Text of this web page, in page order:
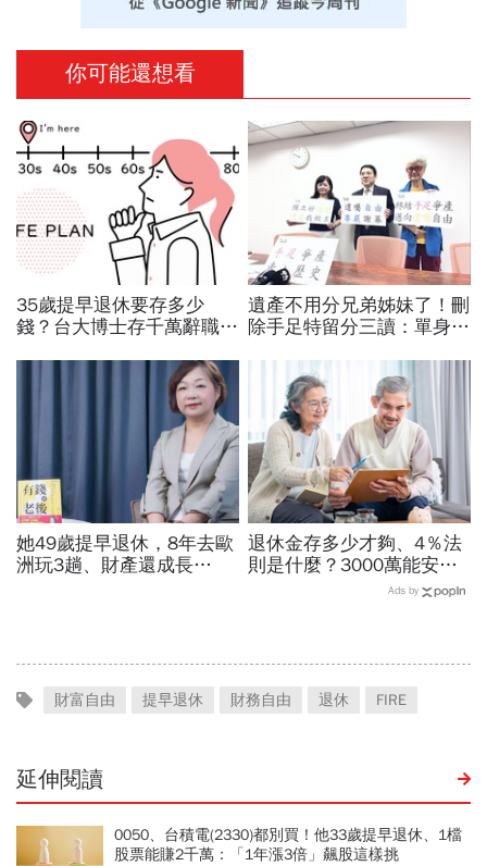
你可能還想看
35歲提早退休要存多少
錢？台大博士存千萬辭職
25年怎麼過」：小心這顆
遺產不用分兄弟姊妹了！刪
除手足特留分三讀：單身
修法重點一次看
她49歲提早退休，8年去歐
洲玩3趟、財產還成長
退休金存多少才夠、4％法
則是什麼？3000萬能安心
養老？專家揭「晚年3變
Ads by
財富自由 提早退休 財務自由 退休 FIRE
延伸閱讀
0050、台積電(2330)都別買！他33歲提早退休、1檔
股票能賺2千萬：「1年漲3倍」飆股這樣挑